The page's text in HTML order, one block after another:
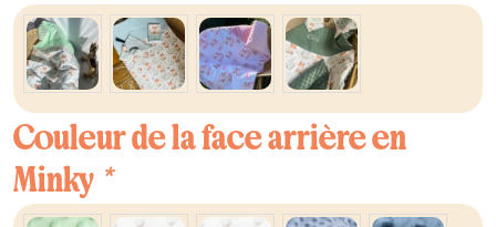
Couleur de la face arrière en
Minky *